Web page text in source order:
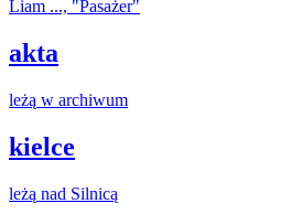
Liam ..., "Pasażer"
akta
leżą w archiwum
kielce
leżą nad Silnicą